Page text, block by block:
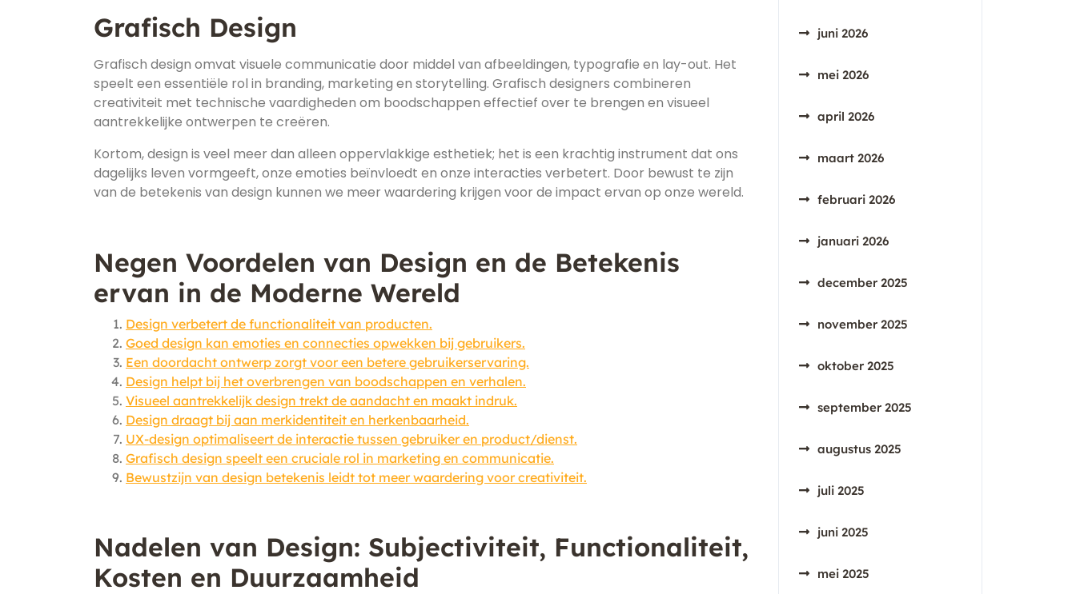
Grafisch Design
Grafisch design omvat visuele communicatie door middel van afbeeldingen, typografie en lay-out. Het
speelt een essentiële rol in branding, marketing en storytelling. Grafisch designers combineren
creativiteit met technische vaardigheden om boodschappen effectief over te brengen en visueel
aantrekkelijke ontwerpen te creëren.
Kortom, design is veel meer dan alleen oppervlakkige esthetiek; het is een krachtig instrument dat ons
dagelijks leven vormgeeft, onze emoties beïnvloedt en onze interacties verbetert. Door bewust te zijn
van de betekenis van design kunnen we meer waardering krijgen voor de impact ervan op onze wereld.
Negen Voordelen van Design en de Betekenis
ervan in de Moderne Wereld
Design verbetert de functionaliteit van producten.
Goed design kan emoties en connecties opwekken bij gebruikers.
Een doordacht ontwerp zorgt voor een betere gebruikerservaring.
Design helpt bij het overbrengen van boodschappen en verhalen.
Visueel aantrekkelijk design trekt de aandacht en maakt indruk.
Design draagt bij aan merkidentiteit en herkenbaarheid.
UX-design optimaliseert de interactie tussen gebruiker en product/dienst.
Grafisch design speelt een cruciale rol in marketing en communicatie.
Bewustzijn van design betekenis leidt tot meer waardering voor creativiteit.
Nadelen van Design: Subjectiviteit, Functionaliteit,
Kosten en Duurzaamheid
juni 2026
mei 2026
april 2026
maart 2026
februari 2026
januari 2026
december 2025
november 2025
oktober 2025
september 2025
augustus 2025
juli 2025
juni 2025
mei 2025